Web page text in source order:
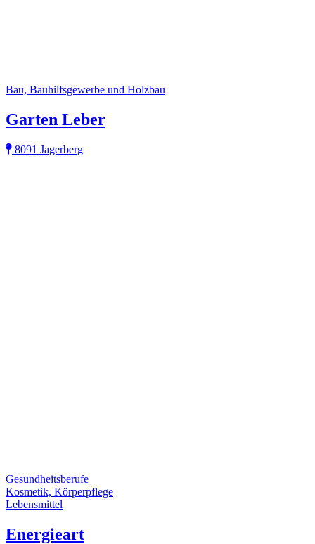
Bau, Bauhilfsgewerbe und Holzbau
Garten Leber
8091 Jagerberg
Gesundheitsberufe
Kosmetik, Körperpflege
Lebensmittel
Energieart